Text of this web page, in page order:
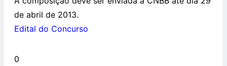
de abril de 2013.
Edital do Concurso
0